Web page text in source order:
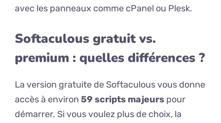
avec les panneaux comme cPanel ou Plesk.
Softaculous gratuit vs.
premium : quelles différences ?
La version gratuite de Softaculous vous donne
accès à environ 59 scripts majeurs pour
démarrer. Si vous voulez plus de choix, la